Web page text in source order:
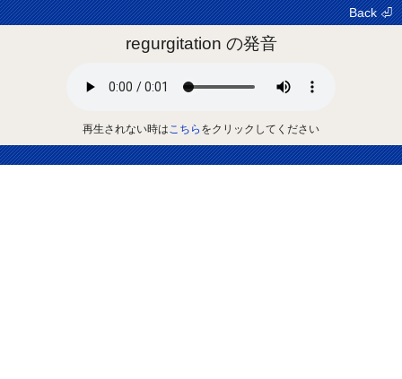
Back ⏎
regurgitation の発音
再生されない時はこちら をクリックしてください